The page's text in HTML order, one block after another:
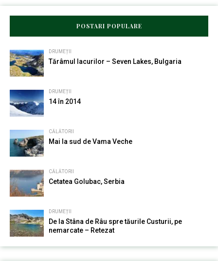
POSTARI POPULARE
DRUMEȚII
Tărâmul lacurilor – Seven Lakes, Bulgaria
DRUMEȚII
14 în 2014
CĂLĂTORII
Mai la sud de Vama Veche
CĂLĂTORII
Cetatea Golubac, Serbia
DRUMEȚII
De la Stâna de Râu spre tăurile Custurii, pe
nemarcate – Retezat